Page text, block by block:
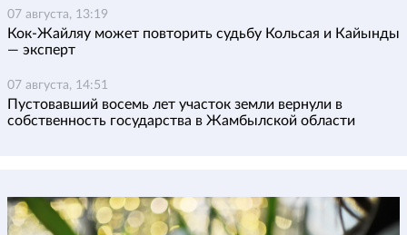
07 августа, 13:19
Кок-Жайляу может повторить судьбу Кольсая и Кайынды
— эксперт
07 августа, 14:51
Пустовавший восемь лет участок земли вернули в
собственность государства в Жамбылской области